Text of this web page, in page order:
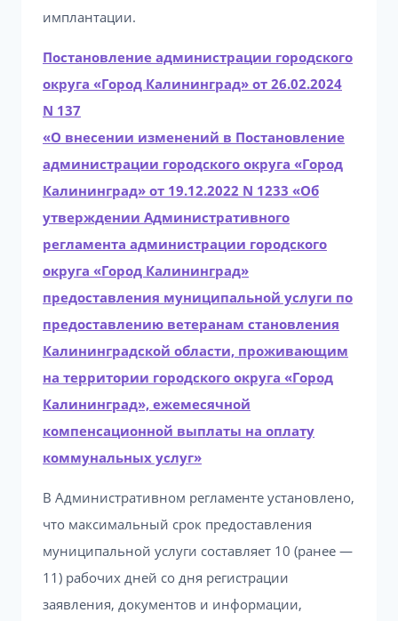
имплантации.
Постановление администрации городского
округа «Город Калининград» от 26.02.2024
N 137
«О внесении изменений в Постановление
администрации городского округа «Город
Калининград» от 19.12.2022 N 1233 «Об
утверждении Административного
регламента администрации городского
округа «Город Калининград»
предоставления муниципальной услуги по
предоставлению ветеранам становления
Калининградской области, проживающим
на территории городского округа «Город
Калининград», ежемесячной
компенсационной выплаты на оплату
коммунальных услуг»
В Административном регламенте установлено,
что максимальный срок предоставления
муниципальной услуги составляет 10 (ранее —
11) рабочих дней со дня регистрации
заявления, документов и информации,